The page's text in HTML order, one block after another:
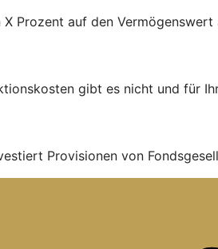
Prozent auf den
gibt es nicht und für
Provisionen von